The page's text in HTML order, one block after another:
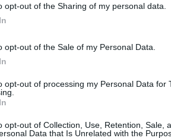
opt-out of the Sharing of my personal data.
opt-out of the Sale of my Personal Data.
opt-out of processing my Personal Data for
opt-out of Collection, Use, Retention, Sale,
Data that Is Unrelated with the
ha sido cuidadosamente
única. Los asientos deportivos,
los coches de carreras de los años 60.
transforma de un espacio cómodo a